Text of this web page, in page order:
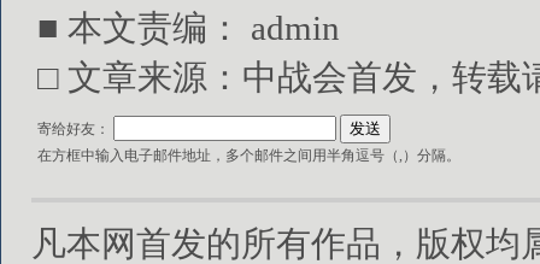
■ 本文责编： admin
□ 文章来源：中战会首发，转载
寄给好友：
在方框中输入电子邮件地址，多个邮件之间用半角逗号（,）分隔。
凡本网首发的所有作品，版权